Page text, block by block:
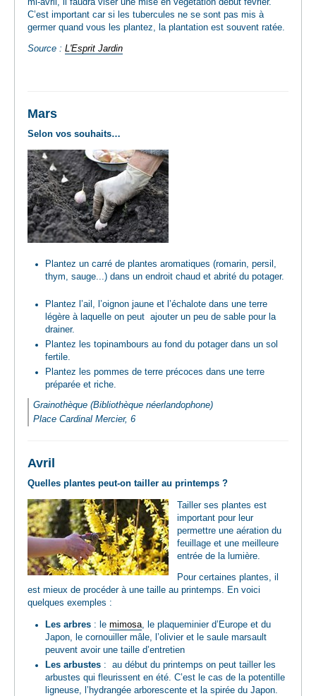
mi-avril, il faudra viser une mise en végétation début février.
C’est important car si les tubercules ne se sont pas mis à
germer quand vous les plantez, la plantation est souvent ratée.
Source : L'Esprit Jardin
Mars
Selon vos souhaits…
Plantez un carré de plantes aromatiques (romarin, persil,
thym, sauge...) dans un endroit chaud et abrité du potager.
Plantez l’ail, l’oignon jaune et l’échalote dans une terre
légère à laquelle on peut ajouter un peu de sable pour la
drainer.
Plantez les topinambours au fond du potager dans un sol
fertile.
Plantez les pommes de terre précoces dans une terre
préparée et riche.
Grainothèque (Bibliothèque néerlandophone)
Place Cardinal Mercier, 6
Avril
Quelles plantes peut-on tailler au printemps ?
Tailler ses plantes est
important pour leur
permettre une aération du
feuillage et une meilleure
entrée de la lumière.
Pour certaines plantes, il
est mieux de procéder à une taille au printemps. En voici
quelques exemples :
Les arbres: le mimosa, le plaqueminier d’Europe et du
Japon, le cornouiller mâle, l’olivier et le saule marsault
peuvent avoir une taille d’entretien
Les arbustes: au début du printemps on peut tailler les
arbustes qui fleurissent en été. C’est le cas de la potentille
ligneuse, l’hydrangée arborescente et la spirée du Japon.